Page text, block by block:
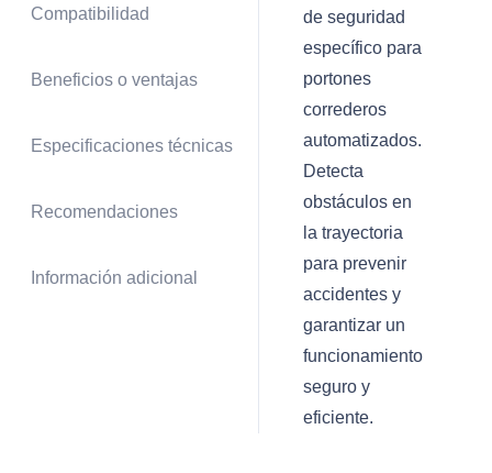
Compatibilidad
Beneficios o ventajas
Especificaciones técnicas
Recomendaciones
Información adicional
de seguridad
específico para
portones
correderos
automatizados.
Detecta
obstáculos en
la trayectoria
para prevenir
accidentes y
garantizar un
funcionamiento
seguro y
eficiente.